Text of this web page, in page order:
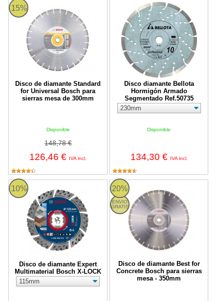
15%
Disco de diamante Standard
for Universal Bosch para
sierras mesa de 300mm
Disponible
148,78 €
126,46 € IVA incl.
Disco de diamante Standard for Universal Bosch para sierras
Disco diamante Bellota
Hormigón Armado
Segmentado Ref.50735
Disponible
134,30 € IVA incl.
Disco diamante Bellota
10%
Disco de diamante Expert
Multimaterial Bosch X-LOCK
Disco de diamante Expert Multimaterial Bosch X-LOCK
20%
ENVIO
GRATIS
Disco de diamante Best for
Concrete Bosch para sierras
mesa - 350mm
Disco de diamante Best for